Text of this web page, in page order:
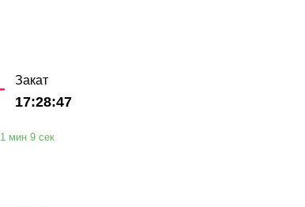
Закат
17:28:47
1 мин 9 сек